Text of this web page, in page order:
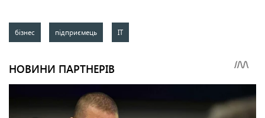
бізнес підприємець IT